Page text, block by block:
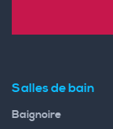
Salles de bain
Baignoire